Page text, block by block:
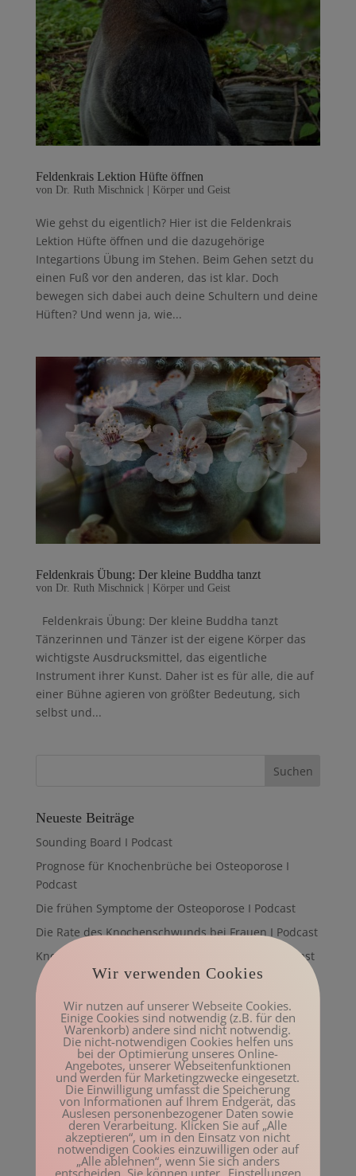
Feldenkrais Lektion Hüfte öffnen
von Dr. Ruth Mischnick| Körper und Geist
Wie gehst du eigentlich? Hier ist die Feldenkrais
Lektion Hüfte öffnen und die dazugehörige
Integartions Übung im Stehen. Beim Gehen setzt du
einen Fuß vor den anderen, das ist klar. Doch
bewegen sich dabei auch deine Schultern und deine
Hüf­ten? Und wenn ja, wie...
Feldenkrais Übung: Der kleine Buddha tanzt
von Dr. Ruth Mischnick Körper und Geist
Feldenkrais Übung: Der kleine Buddha tanzt
Tänzerinnen und Tänzer ist der eigene Körper das
wichtigste Ausdrucksmittel, das eigentliche
Instrument ihrer Kunst. Daher ist es für alle, die auf
einer Bühne agieren von größter Bedeutung, sich
selbst und...
Neueste Beiträge
Sounding Board I Podcast
Prognose für Knochenbrüche bei Osteoporose I
Podcast
Die frühen Symptome der Osteoporose I Podcast
Die Rate des Knochenschwunds bei Frauen I Podcast
Knochenstrukturen und Knochenfrakturen I Podcast
Neueste Kommentare
ManuelazuFeldenkrais Übung: Kiefer – der kleine
Buddha
Kay Uwe KurthzuFeldenkrais Übung: Knöchel – der
kleine Buddha
Beatrix AignerzuFeldenkrais Lektion Hüfte öffnen
zuFeldenkrais Lektion Hüfte öffnen
Andrea Beckerzu Warum die meisten Ärzte bei
Osteoporose falsch liegen
Wir verwenden Cookies
Wir nutzen auf unserer Webseite Cookies.
Einige Cookies sind notwendig (z.B. für den
Warenkorb) andere sind nicht notwendig.
Die nicht-notwendigen Cookies helfen uns
bei der Optimierung unseres Online-
Angebotes, unserer Webseitenfunktionen
und werden für Marketingzwecke eingesetzt.
Die Einwilligung umfasst die Speicherung
von Informationen auf Ihrem Endgerät, das
Auslesen personenbezogener Daten sowie
deren Verarbeitung. Klicken Sie auf „Alle
akzeptieren“, um in den Einsatz von nicht
notwendigen Cookies einzuwilligen oder auf
„Alle ablehnen“, wenn Sie sich anders
entscheiden. Sie können unter „Einstellungen